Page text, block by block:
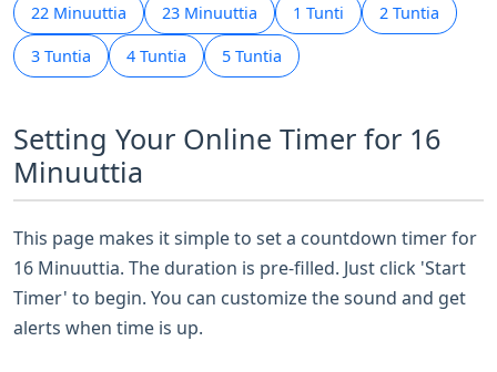
22 Minuuttia 23 Minuuttia 1 Tunti 2 Tuntia
3 Tuntia 4 Tuntia 5 Tuntia
Setting Your Online Timer for 16
Minuuttia
This page makes it simple to set a countdown timer for
16 Minuuttia. The duration is pre-filled. Just click 'Start
Timer' to begin. You can customize the sound and get
alerts when time is up.